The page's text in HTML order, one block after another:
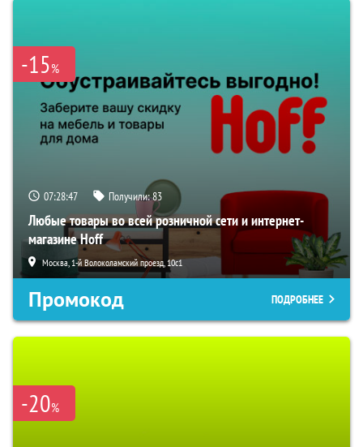
-15%
07:28:47 Получили:83
Любые товары во всей розничной сети и интернет-
магазине Hoff
Москва, 1-й Волоколамский проезд, 10с1
Промокод ПОДРОБНЕЕ
-20%